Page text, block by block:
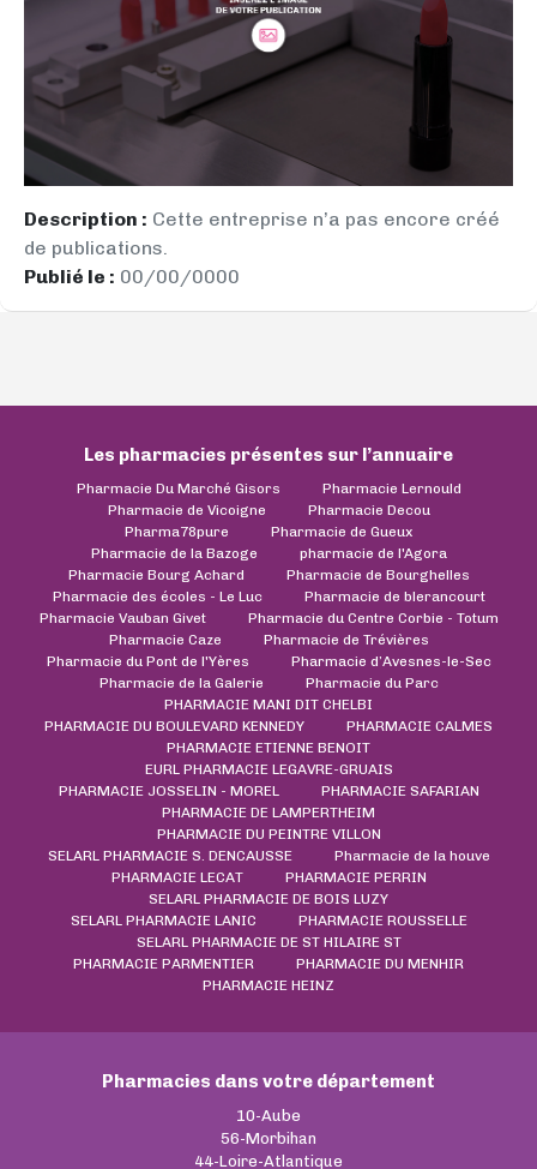
Description : Cette entreprise n’a pas encore créé
de publications.
Publié le : 00/00/0000
Les pharmacies présentes sur l’annuaire
Pharmacie Du Marché Gisors
Pharmacie Lernould
Pharmacie de Vicoigne
Pharmacie Decou
Pharma78pure
Pharmacie de Gueux
Pharmacie de la Bazoge
pharmacie de l'Agora
Pharmacie Bourg Achard
Pharmacie de Bourghelles
Pharmacie des écoles - Le Luc
Pharmacie de blerancourt
Pharmacie Vauban Givet
Pharmacie du Centre Corbie - Totum
Pharmacie Caze
Pharmacie de Trévières
Pharmacie du Pont de l'Yères
Pharmacie d’Avesnes-le-Sec
Pharmacie de la Galerie
Pharmacie du Parc
PHARMACIE MANI DIT CHELBI
PHARMACIE DU BOULEVARD KENNEDY
PHARMACIE CALMES
PHARMACIE ETIENNE BENOIT
EURL PHARMACIE LEGAVRE-GRUAIS
PHARMACIE JOSSELIN - MOREL
PHARMACIE SAFARIAN
PHARMACIE DE LAMPERTHEIM
PHARMACIE DU PEINTRE VILLON
SELARL PHARMACIE S. DENCAUSSE
Pharmacie de la houve
PHARMACIE LECAT
PHARMACIE PERRIN
SELARL PHARMACIE DE BOIS LUZY
SELARL PHARMACIE LANIC
PHARMACIE ROUSSELLE
SELARL PHARMACIE DE ST HILAIRE ST
PHARMACIE PARMENTIER
PHARMACIE DU MENHIR
PHARMACIE HEINZ
Pharmacies dans votre département
10-Aube
56-Morbihan
44-Loire-Atlantique